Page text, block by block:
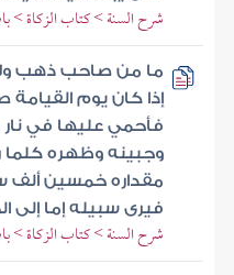
شرح السنة > كتاب الزكاة >
ما من صاحب ذهب
إذا كان يوم
فأحمي عليها في
وجبينه وظهره
مقداره خمسين ألف
فيرى سبيله إما إلى
شرح السنة > كتاب الزكاة >